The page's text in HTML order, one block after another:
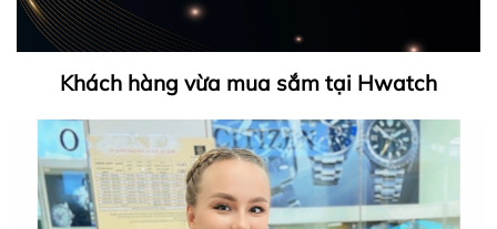
Khách hàng vừa mua sắm tại Hwatch